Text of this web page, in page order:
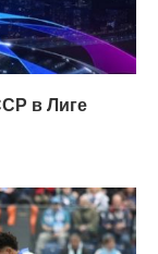
в Лиге